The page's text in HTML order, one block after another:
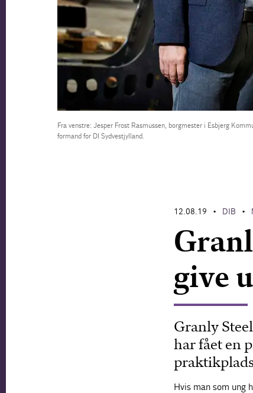
Fra venstre: Jesper Frost Rasmussen, borgmester i Esbjerg
formand for DI Sydvestjylland.
12.08.19 • DIB •
give
Granly
har fået en
Hvis man som ung